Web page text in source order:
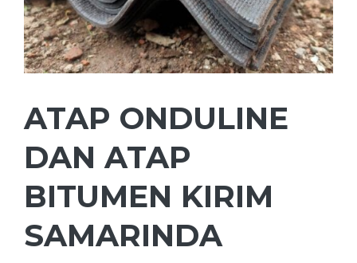
ATAP ONDULINE
DAN ATAP
BITUMEN KIRIM
SAMARINDA